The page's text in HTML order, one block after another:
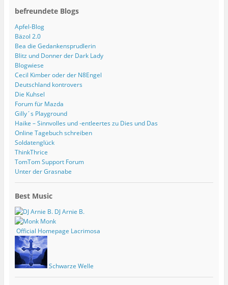
befreundete Blogs
Apfel-Blog
Bäzol 2.0
Bea die Gedankensprudlerin
Blitz und Donner der Dark Lady
Blogwiese
Cecil Kimber oder der N8Engel
Deutschland kontrovers
Die Kuhsel
Forum für Mazda
Gilly´s Playground
Haike – Sinnvolles und -entleertes zu Dies und Das
Online Tagebuch schreiben
Soldatenglück
ThinkThrice
TomTom Support Forum
Unter der Grasnabe
Best Music
DJ Arnie B.
Monk
Official Homepage Lacrimosa
Schwarze Welle